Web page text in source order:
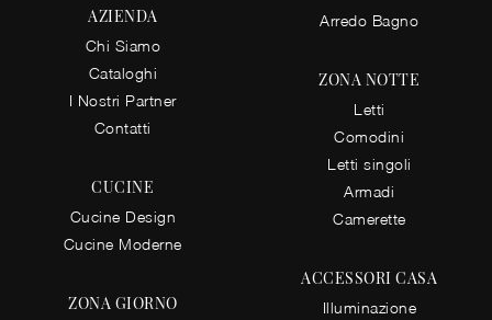
AZIENDA
Chi Siamo
Cataloghi
I Nostri Partner
Contatti
CUCINE
Cucine Design
Cucine Moderne
ZONA GIORNO
Arredo Bagno
ZONA NOTTE
Letti
Comodini
Letti singoli
Armadi
Camerette
ACCESSORI CASA
Illuminazione